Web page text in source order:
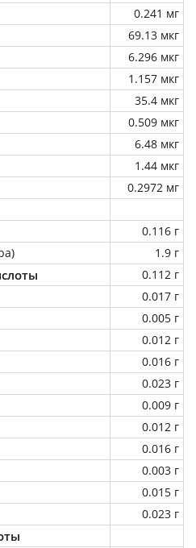
0.241 мг
69.13 мкг
6.296 мкг
1.157 мкг
35.4 мкг
0.509 мкг
6.48 мкг
1.44 мкг
0.2972 мг
0.116 г
1.9 г
0.112 г
0.017 г
0.005 г
0.012 г
0.016 г
0.023 г
0.009 г
0.012 г
0.016 г
0.003 г
0.015 г
0.023 г